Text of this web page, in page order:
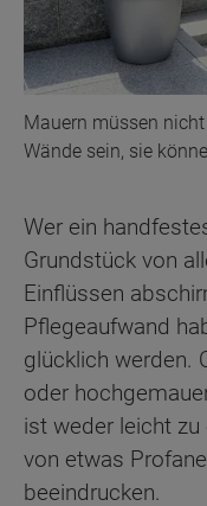
Mauern müssen
Wände sein, sie
Wer ein
Grundstück von
Einflüssen
Pflegeaufwand
glücklich werden.
oder
ist weder leicht
von etwas
beeindrucken.